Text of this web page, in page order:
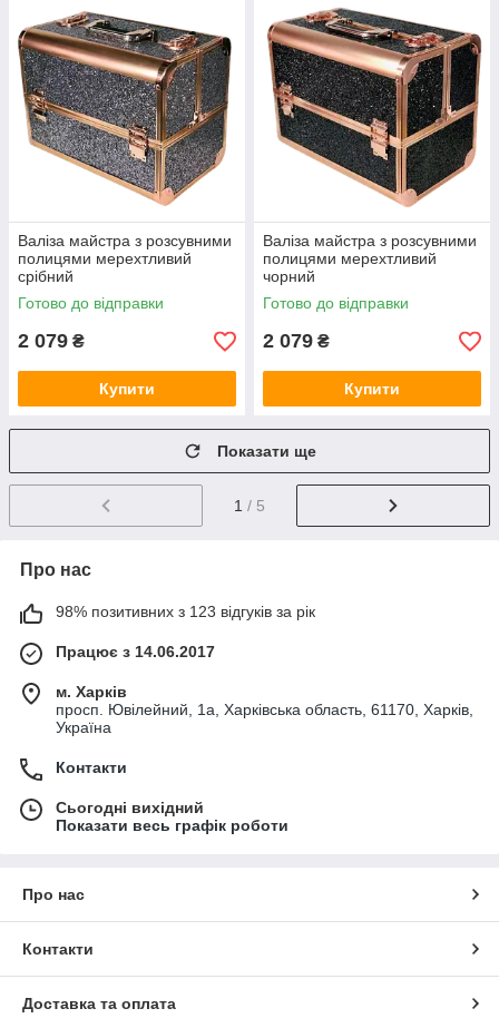
Валіза майстра з розсувними
полицями мерехтливий
срібний
Готово до відправки
2 079 ₴
Купити
Валіза майстра з розсувними
полицями мерехтливий
чорний
Готово до відправки
2 079 ₴
Купити
Показати ще
1 / 5
Про нас
98% позитивних з 123 відгуків за рік
Працює з 14.06.2017
м. Харків
просп. Ювілейний, 1а, Харківська область, 61170, Харків,
Україна
Контакти
Сьогодні вихідний
Показати весь графік роботи
Про нас
Контакти
Доставка та оплата